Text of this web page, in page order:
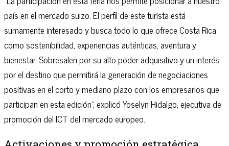
país en el mercado suizo. El perfil de este turista está
sumamente interesado y busca todo lo que ofrece Costa Rica
como sostenibilidad, experiencias auténticas, aventura y
bienestar. Sobresalen por su alto poder adquisitivo y un interés
por el destino que permitirá la generación de negociaciones
positivas en el corto y mediano plazo con los empresarios que
participan en esta edición”, explicó Yoselyn Hidalgo, ejecutiva de
promoción del ICT del mercado europeo.